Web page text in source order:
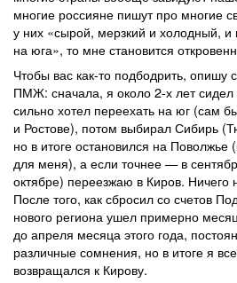
многие россияне пишут про многие
у них «сырой, мерзкий и холодный,
на юга», то мне становится
Чтобы вас как-то подбодрить, опишу
ПМЖ: сначала, я около 2-х лет
сильно хотел переехать на юг (сам
и Ростове), потом выбирал Сибирь
но в итоге остановился на Поволжье
для меня), а если точнее — в
октябре) переезжаю в Киров. Ничего
После того, как сбросил со счетов
нового региона ушел примерно
до апреля месяца этого года,
различные сомнения, но в итоге я
возвращался к Кирову.